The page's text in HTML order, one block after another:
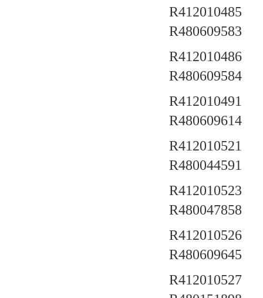
R412010485
R480609583
R412010486
R480609584
R412010491
R480609614
R412010521
R480044591
R412010523
R480047858
R412010526
R480609645
R412010527